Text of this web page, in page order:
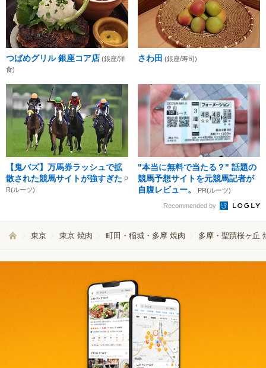
つばめグリル 銀座コア店 (銀座/洋
食)
さわ田 (銀座/寿司)
【鬼バズ】万馬券ラッシュで拡
散された競馬サイトが強すぎた P
R(ルーツ)
"本当に無料で当たる？" 話題の
競馬予想サイトを元競馬記者が
自腹レビュー。
PR(ルーツ)
Recommended by
東京 東京 焼肉 町田・稲城・多摩 焼肉 多摩・聖蹟桜ヶ丘